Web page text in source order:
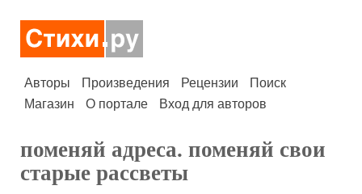
Авторы Произведения Рецензии
Поиск
Магазин
О портале Вход для авторов
поменяй адреса. поменяй свои
старые рассветы